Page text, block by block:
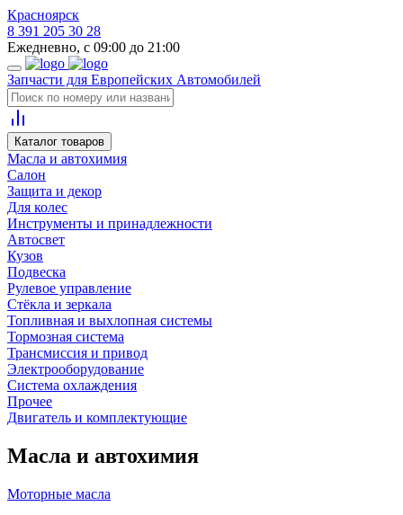
Красноярск
8 391 205 30 28
Ежедневно, с 09:00 до 21:00
Запчасти для Европейских Автомобилей
Каталог товаров
Масла и автохимия
Салон
Защита и декор
Для колес
Инструменты и принадлежности
Автосвет
Кузов
Подвеска
Рулевое управление
Стёкла и зеркала
Топливная и выхлопная системы
Тормозная система
Трансмиссия и привод
Электрооборудование
Система охлаждения
Прочее
Двигатель и комплектующие
Масла и автохимия
Моторные масла